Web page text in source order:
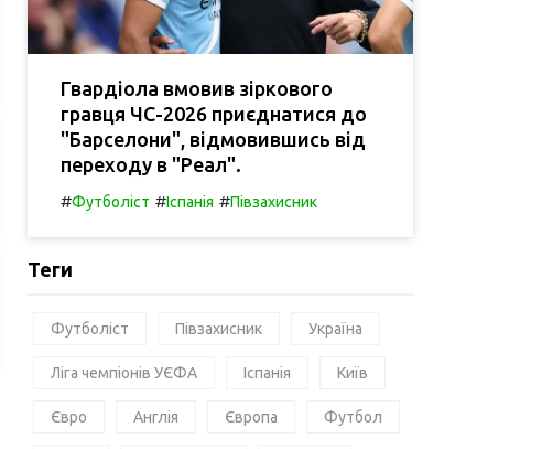
Гвардіола вмовив зіркового
гравця ЧС-2026 приєднатися до
"Барселони", відмовившись від
переходу в "Реал".
#Футболіст #Іспанія #Півзахисник
Теги
Футболіст Півзахисник Україна
Ліга чемпіонів УЄФА Іспанія Київ
Євро Англія Європа Футбол